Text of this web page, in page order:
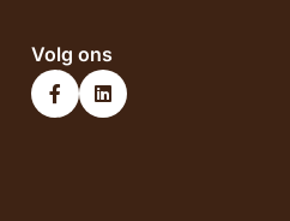
Volg ons